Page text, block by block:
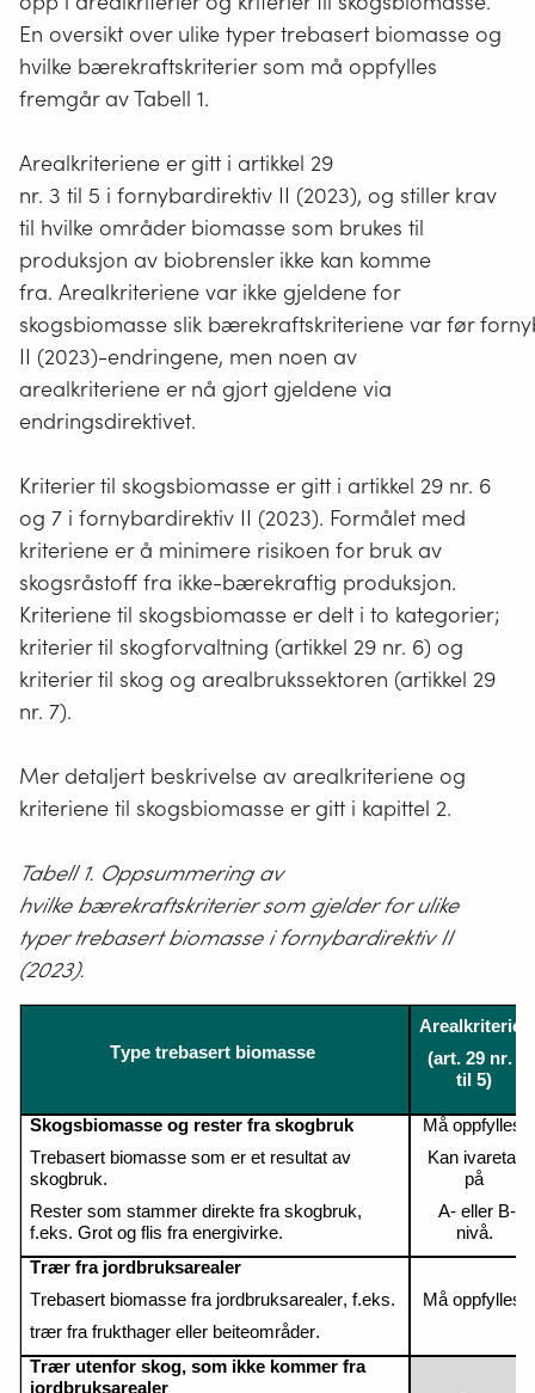
En oversikt over ulike typer trebasert biomasse og
hvilke bærekraftskriterier som må oppfylles
fremgår av Tabell 1.
Arealkriteriene er gitt i artikkel 29
nr. 3 til 5 i fornybardirektiv II (2023), og stiller krav
til hvilke områder biomasse som brukes til
produksjon av biobrenslerikke kan komme
fra. Arealkriteriene var ikke gjeldene for
skogsbiomasse slik bærekraftskriteriene var før
II (2023)-endringene, men noen av
arealkriteriene er nå gjort gjeldene via
endringsdirektivet.
Kriterier til skogsbiomasse er gitt i artikkel 29 nr. 6
og 7 i fornybardirektiv II (2023). Formålet med
kriteriene er å minimere risikoen for bruk av
skogsråstoff fra ikke-bærekraftig produksjon.
Kriteriene til skogsbiomasse er delt i to kategorier;
kriterier til skogforvaltning (artikkel 29 nr. 6) og
kriterier til skog og arealbrukssektoren (artikkel 29
nr. 7).
Mer detaljert beskrivelse av arealkriteriene og
kriteriene til skogsbiomasse er gitt i kapittel 2.
Tabell 1. Oppsummering av
hvilke bærekraftskriteriersom gjelder for ulike
typertrebasertbiomasse i fornybardirektivII
(2023).
Type trebasert biomasse
Arealkriterier
(art. 29 nr. 3
til 5)
Skogsbiomasse og rester fra skogbruk
Trebasert biomasse som er et resultat av
skogbruk.
Rester som stammer direkte fra skogbruk,
f.eks. Grot og flis fra energivirke.
Må oppfylles.
Kan ivaretas
på
A- eller B-
nivå.
Trær fra jordbruksarealer
Trebasert biomasse fra jordbruksarealer, f.eks.
trær frafrukthager eller beiteområder.
Måoppfylles
Trær utenfor skog, som ikke kommer fra
jordbruksarealer